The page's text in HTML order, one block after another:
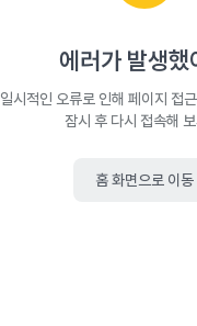
에러가 발생했
일시적인 오류로 인해 페이지 접
잠시 후 다시 접속해
홈 화면으로 이동